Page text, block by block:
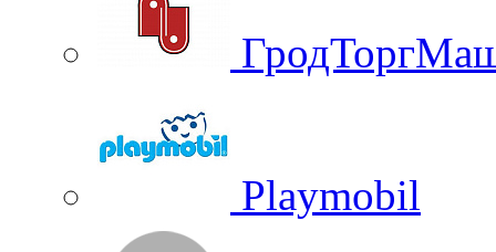
Playmobil